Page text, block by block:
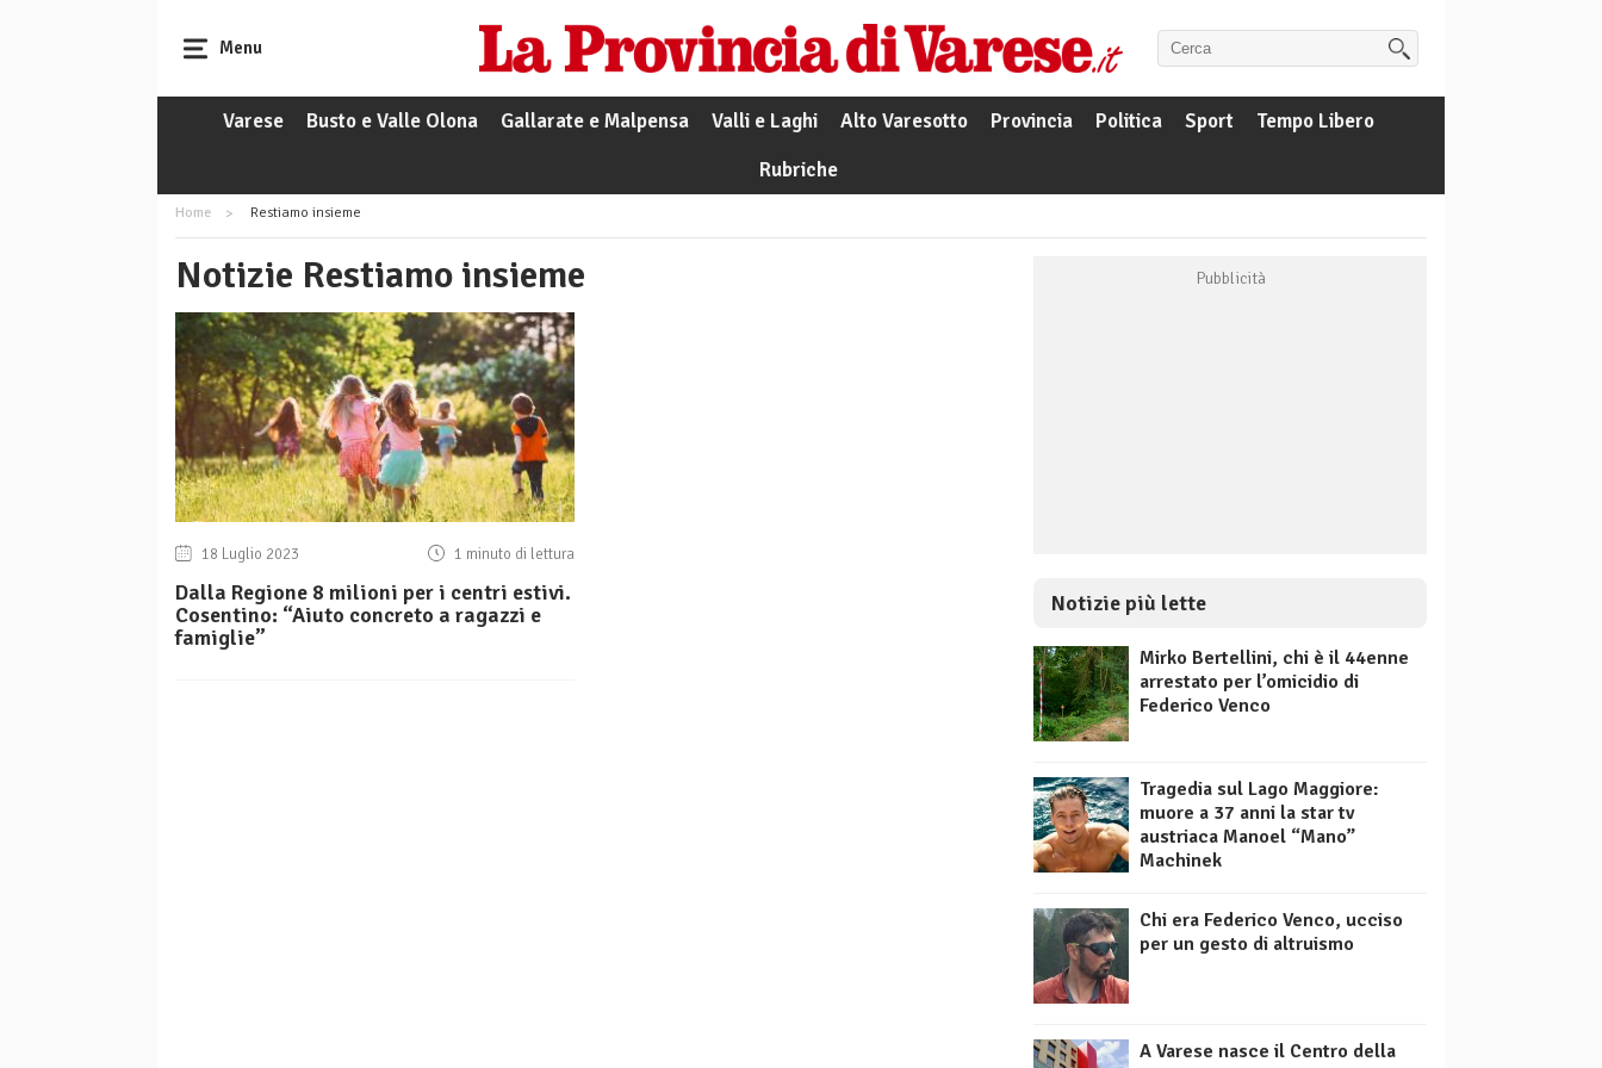
Menu
Varese Busto e Valle Olona Gallarate e Malpensa Valli e Laghi Alto Varesotto Provincia Politica Sport
Tempo Libero
Rubriche
Home Restiamo insieme
Notizie Restiamo insieme
18 Luglio 2023 1 minuto di lettura
Dalla Regione 8 milioni per i centri estivi.
Cosentino: “Aiuto concreto a ragazzi e
famiglie”
Notizie più lette
Mirko Bertellini, chi è il 44enne
arrestato per l’omicidio di
Federico Venco
Tragedia sul Lago Maggiore:
muore a 37 anni la star tv
austriaca Manoel “Mano”
Machinek
Chi era Federico Venco, ucciso
per un gesto di altruismo
A Varese nasce il Centro della